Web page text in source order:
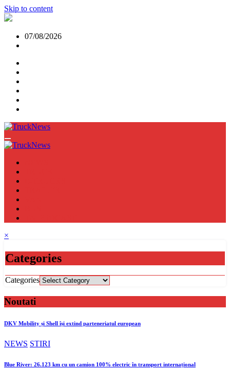
Skip to content
07/08/2026
×
Categories
Categories
Noutati
DKV Mobility și Shell își extind parteneriatul european
NEWS STIRI
Blue River: 26.123 km cu un camion 100% electric în transport internațional